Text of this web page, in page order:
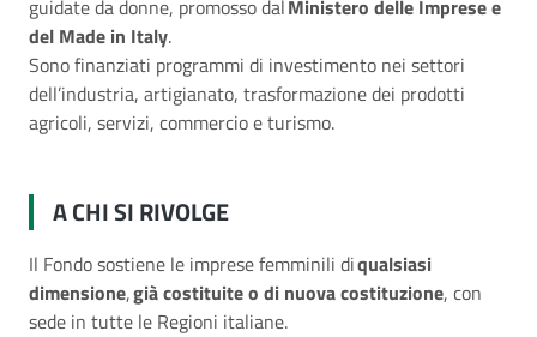
guidate da donne, promosso dalMinistero delle Imprese e
del Made in Italy.
Sono finanziati programmi di investimento nei settori
dell’industria, artigianato, trasformazione dei prodotti
agricoli, servizi, commercio e turismo.
A CHI SI RIVOLGE
Il Fondo sostiene le imprese femminili diqualsiasi
dimensione,già costituite o di nuova costituzione, con
sede in tutte le Regioni italiane.